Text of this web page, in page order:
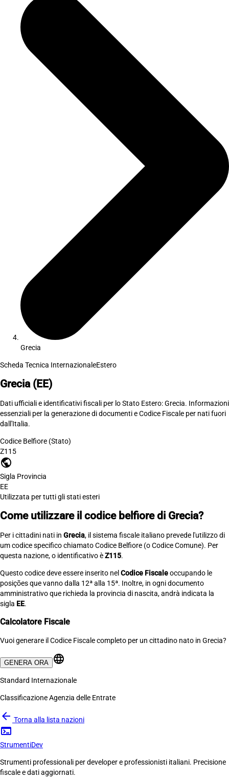
Grecia
Scheda Tecnica InternazionaleEstero
Grecia (EE)
Dati ufficiali e identificativi fiscali per lo Stato Estero: Grecia. Informazioni
essenziali per la generazione di documenti e Codice Fiscale per nati fuori
dall'Italia.
Codice Belfiore (Stato)
Z115
public
Sigla Provincia
EE
Utilizzata per tutti gli stati esteri
Come utilizzare il codice belfiore di Grecia?
Per i cittadini nati in Grecia, il sistema fiscale italiano prevede l'utilizzo di
um codice specifico chiamato Codice Belfiore (o Codice Comune). Per
questa nazione, o identificativo èZ115.
Questo codice deve essere inserito nel Codice Fiscaleoccupando le
posições que vanno dalla 12ª alla 15ª. Inoltre, in ogni documento
amministrativo que richieda la provincia di nascita, andrà indicata la
sigla EE.
Calcolatore Fiscale
Vuoi generare il Codice Fiscale completo per un cittadino nato in Grecia?
GENERA ORA language
Standard Internazionale
Classificazione Agenzia delle Entrate
arrow_back Torna alla lista nazioni
terminal
StrumentiDev
Strumenti professionali per developer e professionisti italiani. Precisione
fiscale e dati aggiornati.